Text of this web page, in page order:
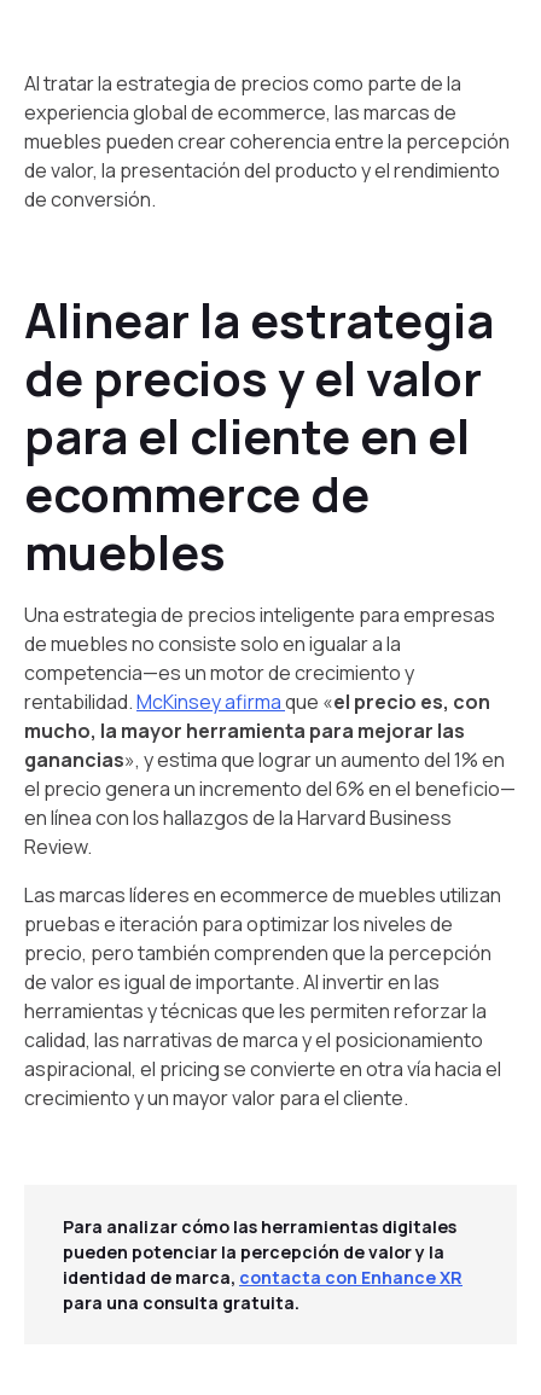
Al tratar la estrategia de precios como parte de la
experiencia global de ecommerce, las marcas de
muebles pueden crear coherencia entre la percepción
de valor, la presentación del producto y el rendimiento
de conversión.
Alinear la estrategia
de precios y el valor
para el cliente en el
ecommerce de
muebles
Una estrategia de precios inteligente para empresas
de muebles no consiste solo en igualar a la
competencia—es un motor de crecimiento y
rentabilidad.McKinsey afirmaque «el precio es, con
mucho, la mayor herramienta para mejorar las
ganancias», y estima que lograr un aumento del 1% en
el precio genera un incremento del 6% en el beneficio—
en línea con los hallazgos de la Harvard Business
Review.
Las marcas líderes en ecommerce de muebles utilizan
pruebas e iteración para optimizar los niveles de
precio, pero también comprenden que la percepción
de valor es igual de importante. Al invertir en las
herramientas y técnicas que les permiten reforzar la
calidad, las narrativas de marca y el posicionamiento
aspiracional, el pricing se convierte en otra vía hacia el
crecimiento y un mayor valor para el cliente.
Para analizar cómo las herramientas digitales
pueden potenciar la percepción de valor y la
identidad de marca, contacta con Enhance XR
para una consulta gratuita.